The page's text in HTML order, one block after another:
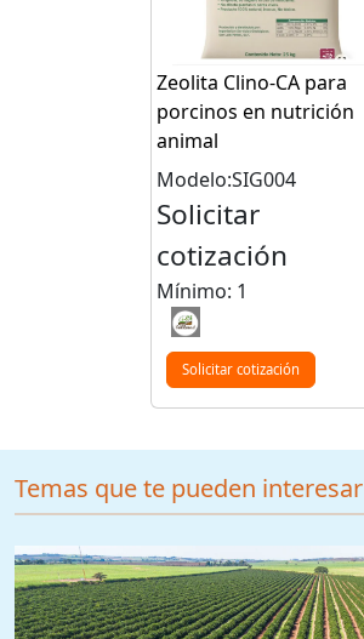
Zeolita Clino-CA para
porcinos en nutrición
animal
Modelo:SIG004
Solicitar
cotización
Mínimo: 1
Solicitar cotización
Temas que te pueden interesar